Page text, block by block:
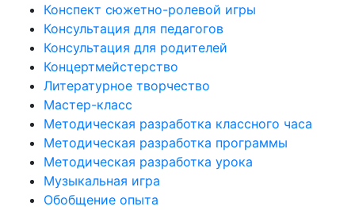
Конспект сюжетно-ролевой игры
Консультация для педагогов
Консультация для родителей
Концертмейстерство
Литературное творчество
Мастер-класс
Методическая разработка классного часа
Методическая разработка программы
Методическая разработка урока
Музыкальная игра
Обобщение опыта